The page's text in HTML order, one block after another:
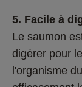
5. Facile à
Le saumon
digérer pour
l'organisme